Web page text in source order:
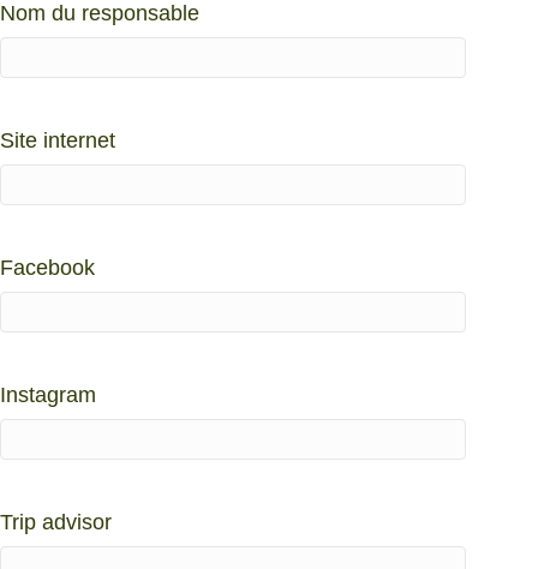
Nom du responsable
Site internet
Facebook
Instagram
Trip advisor